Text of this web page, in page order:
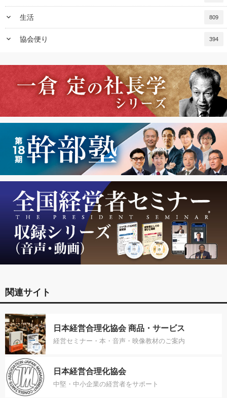
keyboard_arrow_down 生活 809
keyboard_arrow_down 協会便り 394
関連サイト
日本経営合理化協会 商品・サービス
経営セミナー・本・音声・映像教材のご案内
日本経営合理化協会
中堅・中小企業の経営者をサポート